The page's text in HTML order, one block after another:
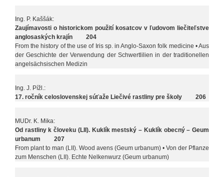
Ing. P. Kaššák:
Zaujímavosti o historickom použití kosatcov v ľudovom liečiteľstve
anglosaských krajín 204
From the history of the use of Iris sp. in Anglo-Saxon folk medicine • Aus
der Geschichte der Verwendung der Schwertlilien in der traditionellen
angelsächsischen Medizin
Ing. J. Pížl.:
17. ročník celoslovenskej súťaže Liečivé rastliny pre školy 206
MUDr. K. Mika:
Od rastliny k človeku (LII). Kuklík mestský – Kuklík obecný – Geum
urbanum 207
From plant to man (LII). Wood avens (Geum urbanum) • Von der Pflanze
zum Menschen (LII). Echte Nelkenwurz (Geum urbanum)